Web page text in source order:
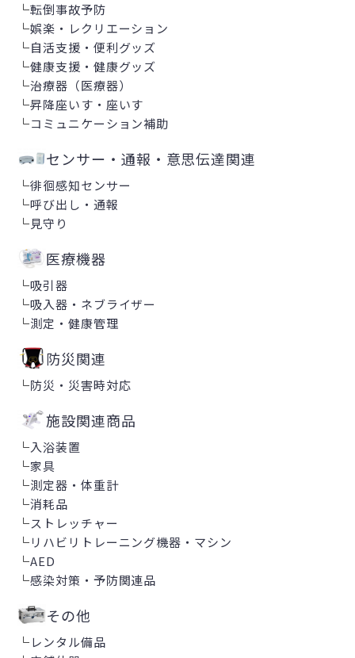
└転倒事故予防
└娯楽・レクリエーション
└自活支援・便利グッズ
└健康支援・健康グッズ
└治療器（医療器）
└昇降座いす・座いす
└コミュニケーション補助
センサー・通報・意思伝達関連
└徘徊感知センサー
└呼び出し・通報
└見守り
医療機器
└吸引器
└吸入器・ネブライザー
└測定・健康管理
防災関連
└防災・災害時対応
施設関連商品
└入浴装置
└家具
└測定器・体重計
└消耗品
└ストレッチャー
└リハビリトレーニング機器・マシン
└AED
└感染対策・予防関連品
その他
└レンタル備品